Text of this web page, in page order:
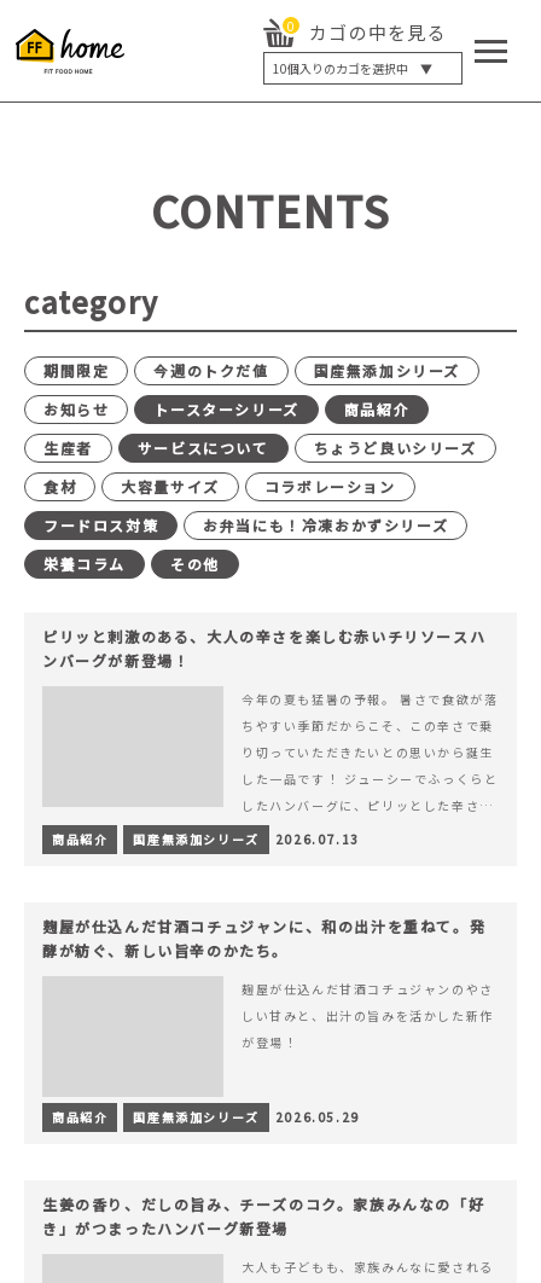
0 カゴの中を見る
10個入りのカゴを選択中 ▼
5個入り
20個入り
最大12%OFF
CONTENTS
category
期間限定 今週のトクだ値
国産無添加シリーズ
お知らせ
トースターシリーズ
商品紹介
生産者
サービスについて
ちょうど良いシリーズ
食材
大容量サイズ
コラボレーション
フードロス対策
お弁当にも！冷凍おかずシリーズ
栄養コラム
その他
ピリッと刺激のある、大人の辛さを楽しむ赤いチリソースハ
ンバーグが新登場！
今年の夏も猛暑の予報。 暑さで食欲が落
ちやすい季節だからこそ、この辛さで乗
り切っていただきたいとの思いから誕生
した一品です！ ジューシーでふっくらと
したハンバーグに、ピリッとした辛さと
コク深い旨みが楽しめる特製チリソース
&hellip; 続きを読む ピリッと刺激のあ
商品紹介 国産無添加シリーズ 2026.07.13
麹屋が仕込んだ甘酒コチュジャンに、和の出汁を重ねて。発
酵が紡ぐ、新しい旨辛のかたち。
麹屋が仕込んだ甘酒コチュジャンのやさ
しい甘みと、出汁の旨みを活かした新作
が登場！
商品紹介 国産無添加シリーズ 2026.05.29
生姜の香り、だしの旨み、チーズのコク。家族みんなの「好
き」がつまったハンバーグ新登場
大人も子どもも、家族みんなに愛される